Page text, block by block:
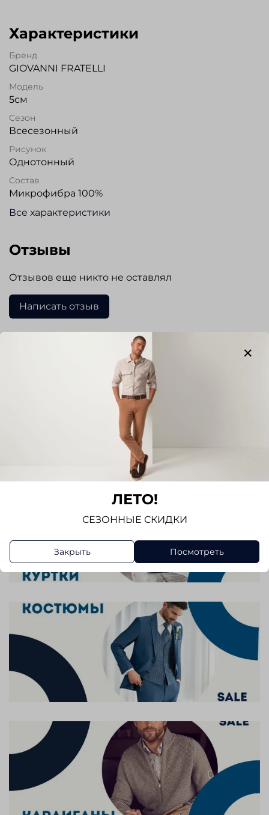
Характеристики
Бренд
GIOVANNI FRATELLI
Модель
5см
Сезон
Всесезонный
Рисунок
Однотонный
Состав
Микрофибра 100%
Все характеристики
Отзывы
Отзывов еще никто не оставлял
Написать отзыв
ЛЕТО!
СЕЗОННЫЕ СКИДКИ
Закрыть Посмотреть